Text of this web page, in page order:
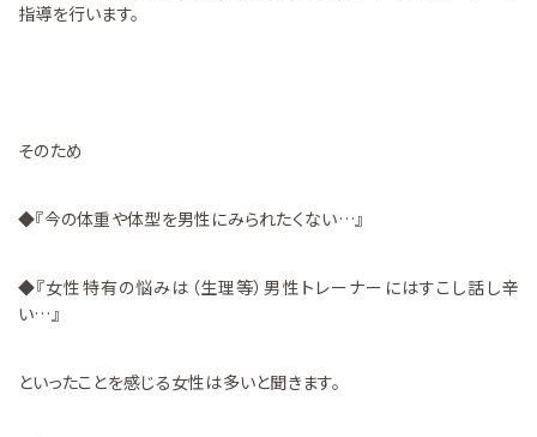
指導を行います。
そのため
◆『今の体重や体型を男性にみられたくない…』
◆『女性特有の悩みは（生理等）男性トレーナーにはすこし話し辛
い…』
といったことを感じる女性は多いと聞きます。